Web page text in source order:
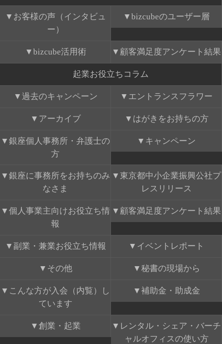
お客様の声（インタビュ
ー）
bizcubeのユーザー層
bizcube活用術 顧客満足度アンケート結果
起業お役立ちコラム
過去のキャンペーン エントランスフラワー
アーカイブ はがきをお持ちの方
銀座個人事務所・弁護士の
方
キャンペーン
銀座に事務所をお持ちのみ
なさま
東京都中小企業振興公社プ
レスリリース
個人事業主向けお役立ち情
報
顧客満足度アンケート結果
副業・兼業お役立ち情報 イベントレポート
その他 秘書の現場から
こんな方が入会（内覧）し
ています
補助金・助成金
創業・起業
レンタル・シェア・バーチ
ャルオフィスの使い方